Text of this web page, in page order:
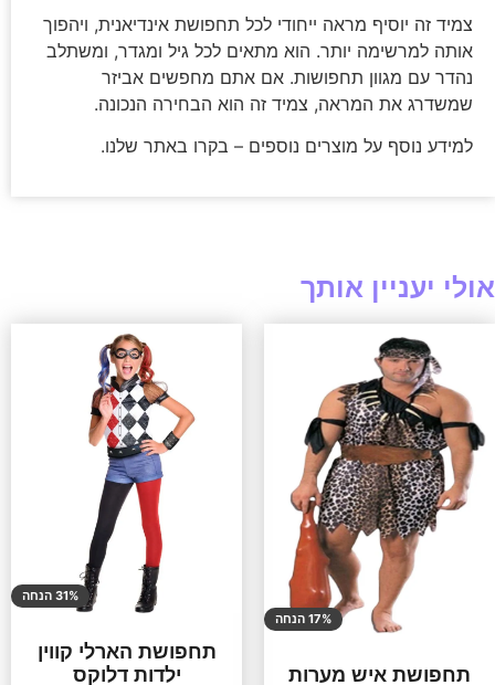
צמיד זה יוסיף מראה ייחודי לכל תחפושת אינדיאנית, ויהפוך
אותה למרשימה יותר. הוא מתאים לכל גיל ומגדר, ומשתלב
נהדר עם מגוון תחפושות. אם אתם מחפשים אביזר
שמשדרג את המראה, צמיד זה הוא הבחירה הנכונה.
למידע נוסף על מוצרים נוספים – בקרו באתר שלנו.
אולי יעניין אותך
17% הנחה
תחפושת איש מערות
31% הנחה
תחפושת הארלי קווין
ילדות דלוקס